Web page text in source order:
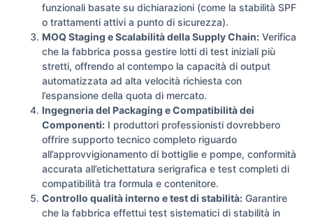
funzionali basate su dichiarazioni (come la stabilità SPF
o trattamenti attivi a punto di sicurezza).
MOQ Staging e Scalabilità della Supply Chain: Verifica
che la fabbrica possa gestire lotti di test iniziali più
stretti, offrendo al contempo la capacità di output
automatizzata ad alta velocità richiesta con
l’espansione della quota di mercato.
Ingegneria del Packaging e Compatibilità dei
Componenti: I produttori professionisti dovrebbero
offrire supporto tecnico completo riguardo
all’approvvigionamento di bottiglie e pompe, conformità
accurata all’etichettatura serigrafica e test completi di
compatibilità tra formula e contenitore.
Controllo qualità interno e test di stabilità: Garantire
che la fabbrica effettui test sistematici di stabilità in